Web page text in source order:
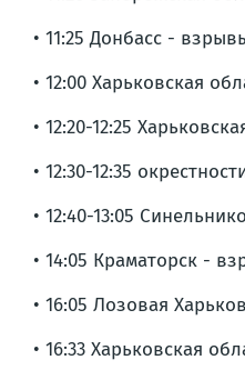
• 11:25 Донбасс -
• 12:00 Харьковская
• 12:20-12:25
• 12:30-12:35
• 12:40-13:05
• 14:05 Краматорск -
• 16:05 Лозовая
• 16:33 Харьковская